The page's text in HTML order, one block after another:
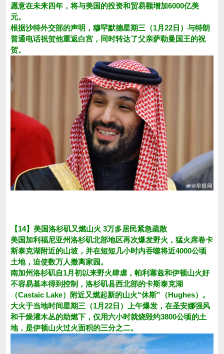
愿意在未来四年，将与美国的投资和贸易额增加6000亿美
元。
根据沙特外交部的声明，穆罕默德星期三（1月22日）与特朗
普通电话祝贺他重返白宫，同时转达了父亲萨勒曼国王的祝
贺。
【14】美国洛杉矶又燃山火 3万多居民紧急疏散
美国加利福尼亚州洛杉矶北部地区再次爆发野火，猛火席卷卡
斯泰克湖附近的山坡，并在短短几小时内吞噬将近4000公顷
土地，迫使数万人撤离家园。
南加州洛杉矶自1月初以来野火肆虐，帕利塞兹和伊顿山火好
不容易基本得到控制，洛杉矶县西北部的卡斯泰克湖
（Castaic Lake）附近又燃起新的山火“休斯”（Hughes）。
大火于当地时间星期三（1月22日）上午爆发，在圣安娜强风
和干燥灌木丛的助燃下，仅用六小时就烧毁约3800公顷的土
地，是伊顿山火过火面积的三分之二。